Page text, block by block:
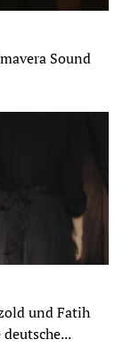
Sound
und Fatih